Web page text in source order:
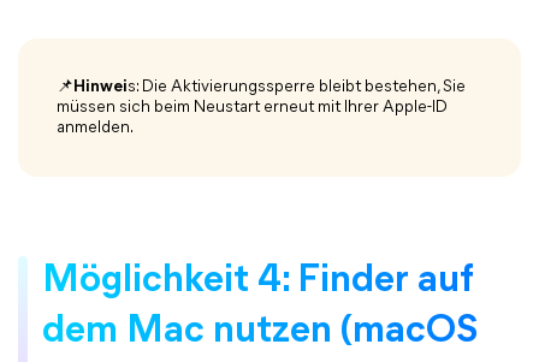
📌Hinweis: Die Aktivierungssperre bleibt bestehen, Sie
müssen sich beim Neustart erneut mit Ihrer Apple-ID
anmelden.
Möglichkeit 4: Finder auf
dem Mac nutzen (macOS